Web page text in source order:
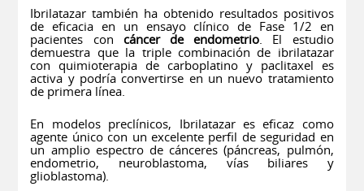
Ibrilatazar también ha obtenido resultados positivos
de eficacia en un ensayo clínico de Fase 1/2 en
pacientes con cáncer de endometrio. El estudio
demuestra que la triple combinación de ibrilatazar
con quimioterapia de carboplatino y paclitaxel es
activa y podría convertirse en un nuevo tratamiento
de primera línea.
En modelos preclínicos, Ibrilatazar es eficaz como
agente único con un excelente perfil de seguridad en
un amplio espectro de cánceres (páncreas, pulmón,
endometrio, neuroblastoma, vías biliares y
glioblastoma).